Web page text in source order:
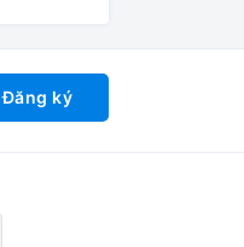
Đăng ký